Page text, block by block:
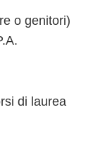
o genitori)
di laurea